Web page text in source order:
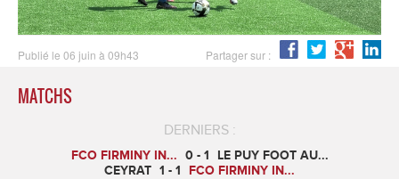
Publié le 06 juin à 09h43 Partager sur :
MATCHS
DERNIERS :
FCO FIRMINY IN... 0 - 1
LE PUY FOOT AU...
CEYRAT 1 - 1 FCO FIRMINY IN...